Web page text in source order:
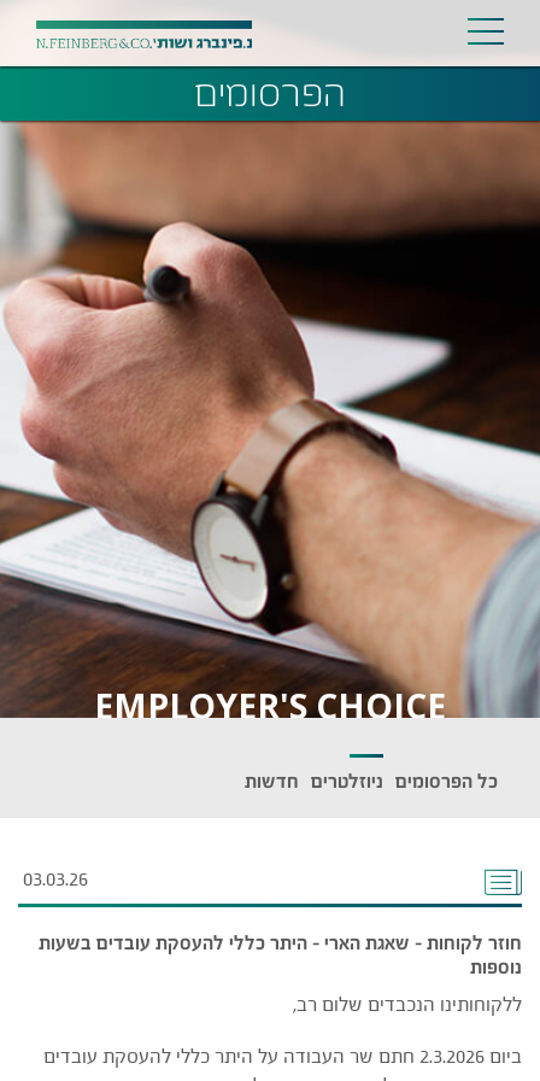
הפרסומים
EMPLOYER'S CHOICE
כל הפרסומים ניוזלטרים חדשות
03.03.26
חוזר לקוחות – שאגת הארי – היתר כללי להעסקת עובדים בשעות
נוספות
ללקוחותינו הנכבדים שלום רב,
ביום 2.3.2026 חתם שר העבודה על היתר כללי להעסקת עובדים